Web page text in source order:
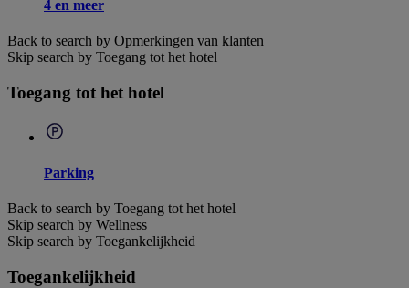
4 en meer
Back to search by Opmerkingen van klanten
Skip search by Toegang tot het hotel
Toegang tot het hotel
Parking
Back to search by Toegang tot het hotel
Skip search by Wellness
Skip search by Toegankelijkheid
Toegankelijkheid